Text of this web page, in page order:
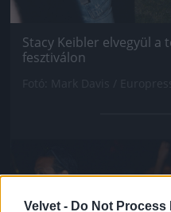
Velvet - Do Not
Stacy Keibler elvegyül a
fesztiválon
Jön